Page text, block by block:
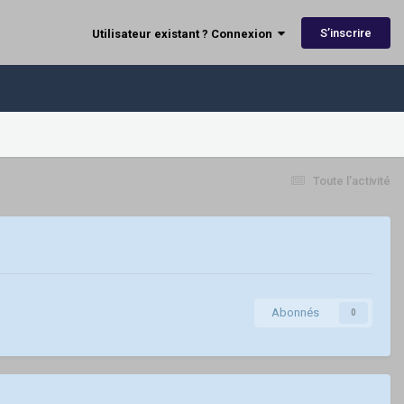
Utilisateur existant ? Connexion S’inscrire
Toute l’activité
Abonnés 0